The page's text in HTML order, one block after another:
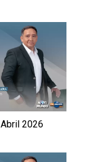
Abril 2026